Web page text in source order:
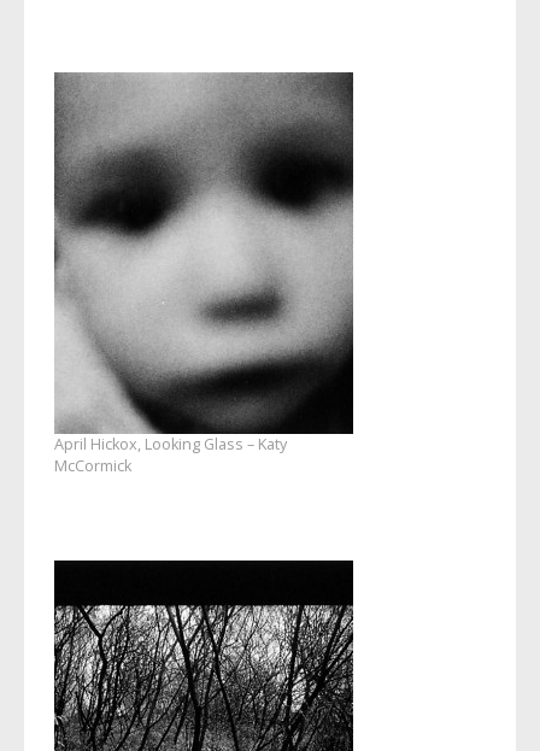
April Hickox, Looking Glass – Katy
McCormick